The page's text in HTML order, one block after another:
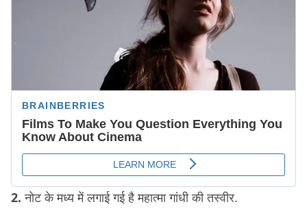
2. नोट के मध्य में लगाई गई है महात्मा गांधी की तस्वीर.